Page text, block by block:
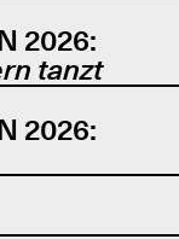
2026:
tanzt
2026: